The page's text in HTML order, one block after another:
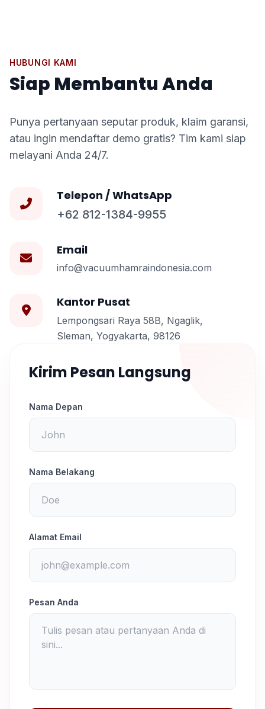
HUBUNGI KAMI
Siap Membantu Anda
Punya pertanyaan seputar produk, klaim garansi,
atau ingin mendaftar demo gratis? Tim kami siap
melayani Anda 24/7.
Telepon / WhatsApp
+62 812-1384-9955
Email
info@vacuumhamraindonesia.com
Kantor Pusat
Lempongsari Raya 58B, Ngaglik,
Sleman, Yogyakarta, 98126
Kirim Pesan Langsung
Nama Depan
Nama Belakang
Alamat Email
Pesan Anda